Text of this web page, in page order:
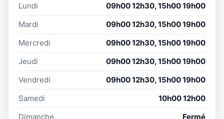
Lundi
09h00 12h30, 15h00 19h00
Mardi
09h00 12h30, 15h00 19h00
Mercredi
09h00 12h30, 15h00 19h00
Jeudi
09h00 12h30, 15h00 19h00
Vendredi
09h00 12h30, 15h00 19h00
Samedi
10h00 12h00
Dimanche
Fermé